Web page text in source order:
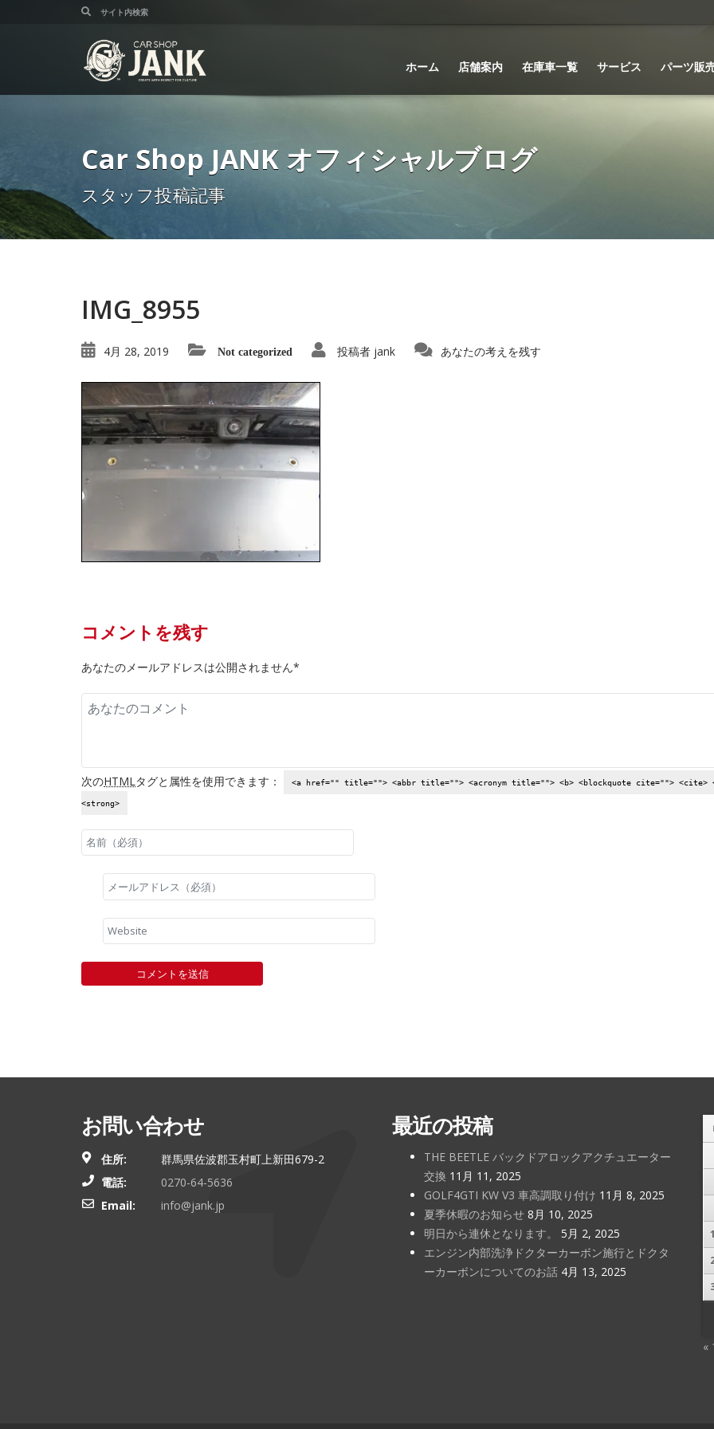
ホーム 店舗案内 在庫車一覧 サービス パーツ販
Car Shop JANK オフィシャルブログ
スタッフ投稿記事
IMG_8955
4月 28, 2019 Not categorized 投稿者 jank あなたの考えを残す
コメントを残す
あなたのメールアドレスは公開されません*
次のHTML タグと属性を使用できます： <a href="" title=""> <abbr title=""> <acronym title=""> <b> <blockquote cite=""> <cite>
<strong>
お問い合わせ
住所:
群馬県佐波郡玉村町上新田679-2
電話:
0270-64-5636
Email:
info@jank.jp
最近の投稿
THE BEETLE バックドアロックアクチュエーター
交換 11月 11, 2025
GOLF4GTI KW V3 車高調取り付け 11月 8, 2025
夏季休暇のお知らせ 8月 10, 2025
明日から連休となります。
5月 2, 2025
エンジン内部洗浄ドクターカーボン施行とドクタ
ーカーボンについてのお話 4月 13, 2025
«